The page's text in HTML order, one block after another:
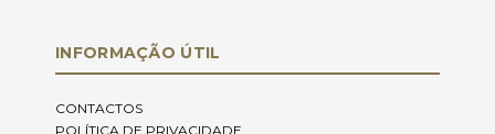
INFORMAÇÃO ÚTIL
CONTACTOS
POLÍTICA DE PRIVACIDADE